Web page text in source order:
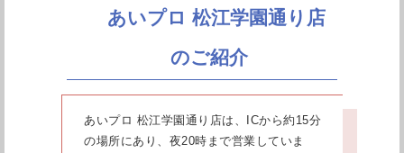
あいプロ 松江学園通り店
のご紹介
あいプロ 松江学園通り店は、ICから約15分
の場所にあり、夜20時まで営業していま